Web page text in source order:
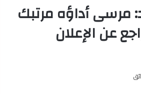
أداؤه مرتبك
عن الإعلان